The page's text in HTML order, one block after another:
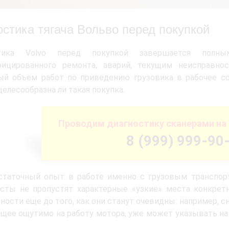
тягача Вольво перед покупкой
Volvo перед покупкой завершается
ремонта, аварий, текущим
объем работ по приведению грузовика в рабочее
ли такая покупка.
Проводим диагностику сканерами
8 (999) 999-
опыт в работе именно с грузовым
не пропустят характерные «узкие» места
еще до того, как они станут очевидны: например,
ощутимо на работу мотора, уже может указывать